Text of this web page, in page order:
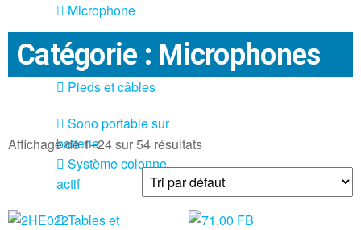
Microphone
Pack système
sono actif
Pieds et câbles
Sono portable sur
batterie
Système colonne
actif
Tables et
Catégorie : Microphones
Affichage de 1–24 sur 54 résultats